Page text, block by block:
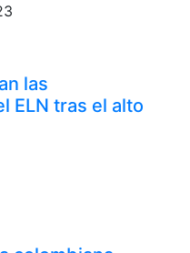
las
ELN tras el alto